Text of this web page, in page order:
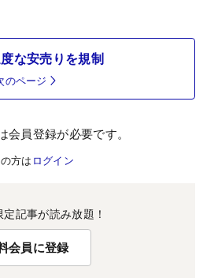
な安売りを規制
のページ
会員登録が必要です。
方は ログイン
記事が読み放題！
会員に登録